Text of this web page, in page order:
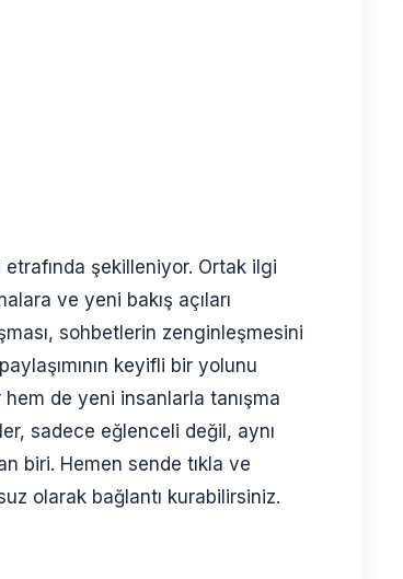
şekilleniyor. Ortak ilgi
ve yeni bakış açıları
sohbetlerin zenginleşmesini
keyifli bir yolunu
de yeni insanlarla tanışma
sadece eğlenceli değil, aynı
biri. Hemen sende tıkla ve
olarak bağlantı kurabilirsiniz.